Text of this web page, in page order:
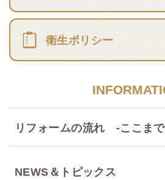
衛生ポリシー
リフォームの流れ -ここまで
NEWS＆トピックス